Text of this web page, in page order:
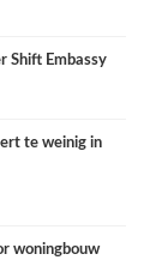
Shift Embassy
te weinig in
woningbouw